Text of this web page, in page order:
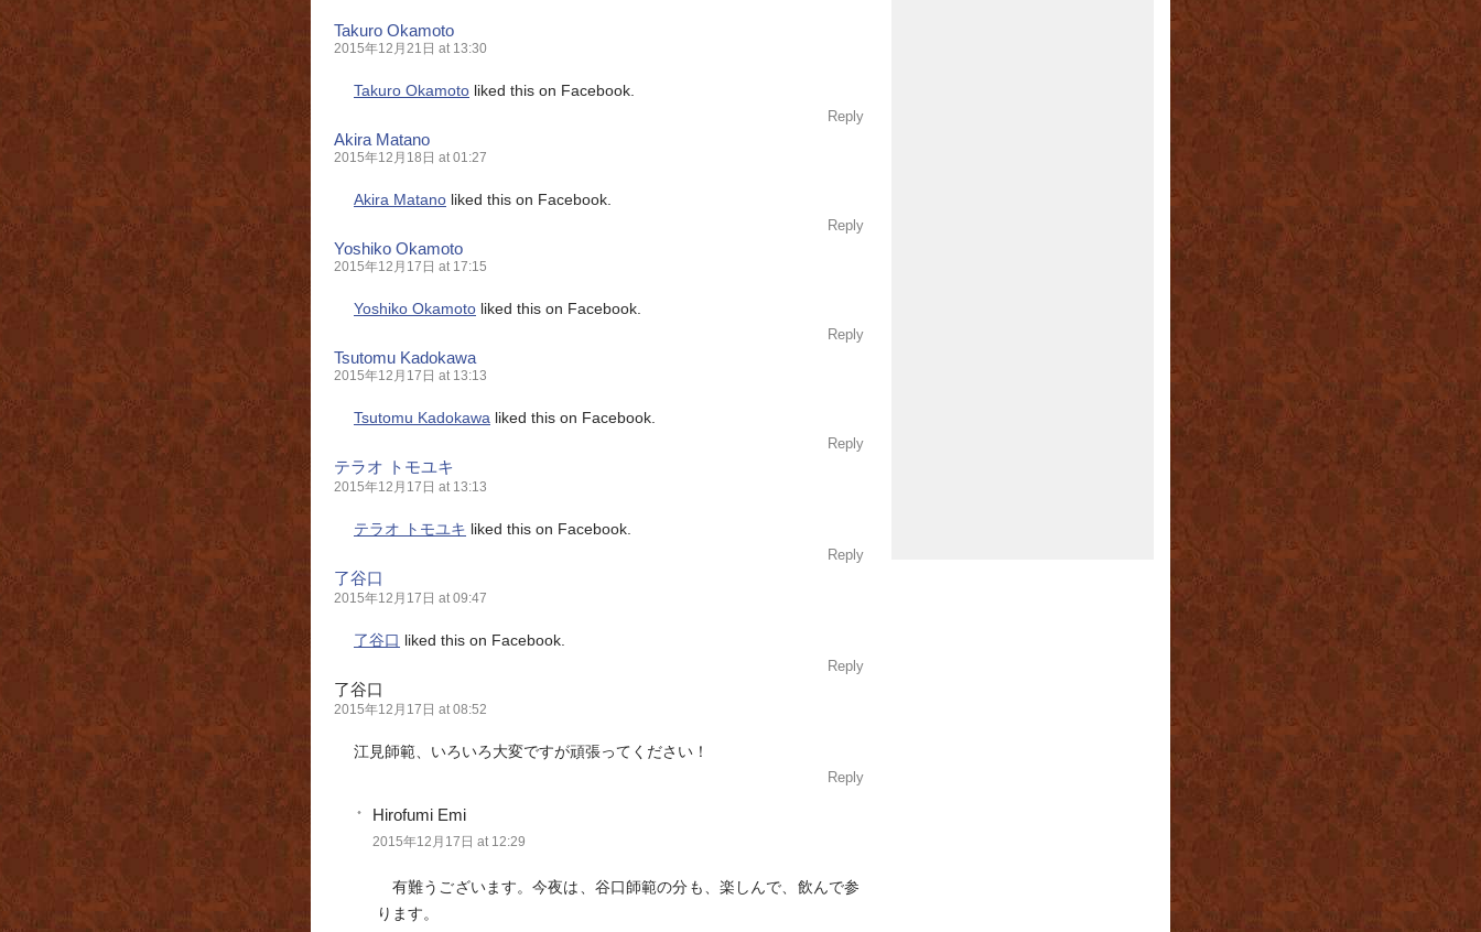
Takuro Okamoto
2015年12月21日 at 13:30
Takuro Okamoto liked this on Facebook.
Reply
Akira Matano
2015年12月18日 at 01:27
Akira Matano liked this on Facebook.
Reply
Yoshiko Okamoto
2015年12月17日 at 17:15
Yoshiko Okamoto liked this on Facebook.
Reply
Tsutomu Kadokawa
2015年12月17日 at 13:13
Tsutomu Kadokawa liked this on Facebook.
Reply
テラオ トモユキ
2015年12月17日 at 13:13
テラオ トモユキ liked this on Facebook.
Reply
了谷口
2015年12月17日 at 09:47
了谷口 liked this on Facebook.
Reply
了谷口
2015年12月17日 at 08:52
江見師範、いろいろ大変ですが頑張ってください！
Reply
Hirofumi Emi
2015年12月17日 at 12:29
有難うございます。今夜は、谷口師範の分も、楽しんで、飲んで参
ります。